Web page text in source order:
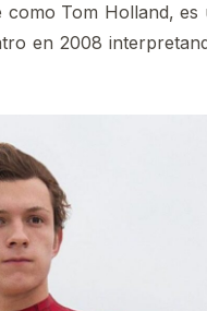
como Tom Holland,
en 2008